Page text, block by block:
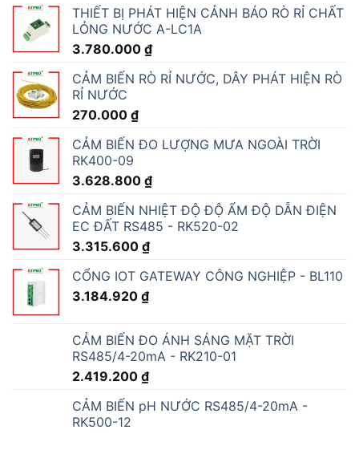
THIẾT BỊ PHÁT HIỆN CẢNH BÁO RÒ RỈ CHẤT
LỎNG NƯỚC A-LC1A
3.780.000 ₫
CẢM BIẾN RÒ RỈ NƯỚC, DÂY PHÁT HIỆN RÒ
RỈ NƯỚC
270.000 ₫
CẢM BIẾN ĐO LƯỢNG MƯA NGOÀI TRỜI
RK400-09
3.628.800 ₫
CẢM BIẾN NHIỆT ĐỘ ĐỘ ẨM ĐỘ DẪN ĐIỆN
EC ĐẤT RS485 - RK520-02
3.315.600 ₫
CỔNG IOT GATEWAY CÔNG NGHIỆP - BL110
3.184.920 ₫
CẢM BIẾN ĐO ÁNH SÁNG MẶT TRỜI
RS485/4-20mA - RK210-01
2.419.200 ₫
CẢM BIẾN pH NƯỚC RS485/4-20mA -
RK500-12